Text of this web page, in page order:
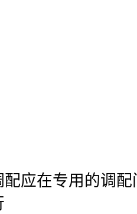
应在专用的调